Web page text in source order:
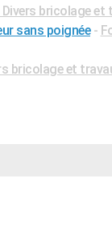
bricolage et
sans poignée -
bricolage et